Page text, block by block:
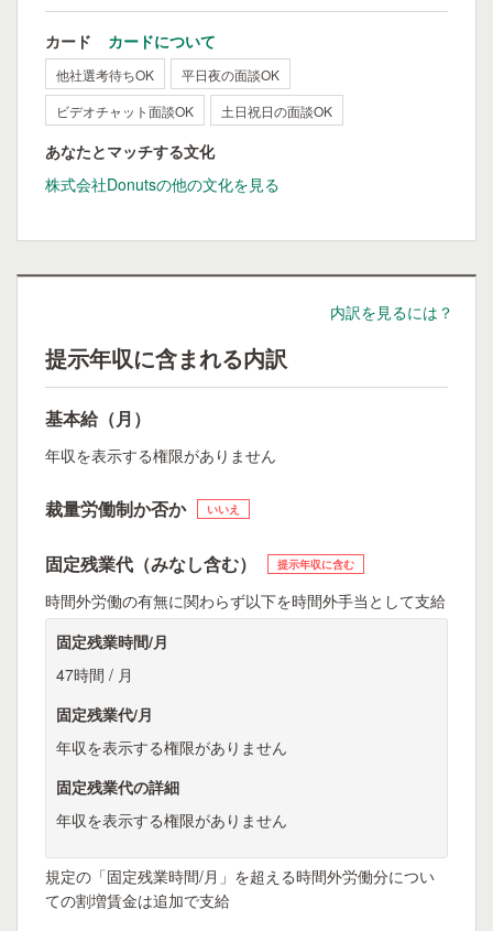
カード カードについて
他社選考待ちOK
平日夜の面談OK
ビデオチャット面談OK
土日祝日の面談OK
あなたとマッチする文化
株式会社Donutsの他の文化を見る
内訳を見るには？
提示年収に含まれる内訳
基本給（月）
年収を表示する権限がありません
裁量労働制か否か いいえ
固定残業代（みなし含む） 提示年収に含む
時間外労働の有無に関わらず以下を時間外手当として支給
固定残業時間/月
47時間 / 月
固定残業代/月
年収を表示する権限がありません
固定残業代の詳細
年収を表示する権限がありません
規定の「固定残業時間/月」を超える時間外労働分につい
ての割増賃金は追加で支給